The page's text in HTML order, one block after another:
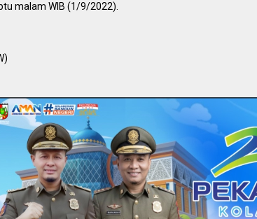
malam WIB (1/9/2022).